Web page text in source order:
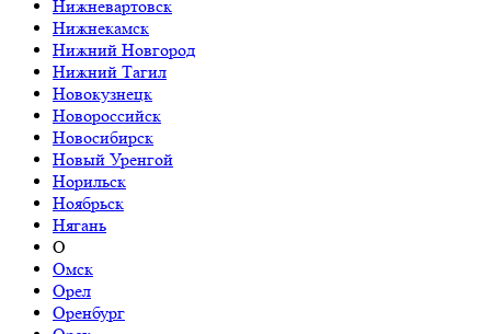
Нижневартовск
Нижнекамск
Нижний Новгород
Нижний Тагил
Новокузнецк
Новороссийск
Новосибирск
Новый Уренгой
Норильск
Ноябрьск
Нягань
О
Омск
Орел
Оренбург